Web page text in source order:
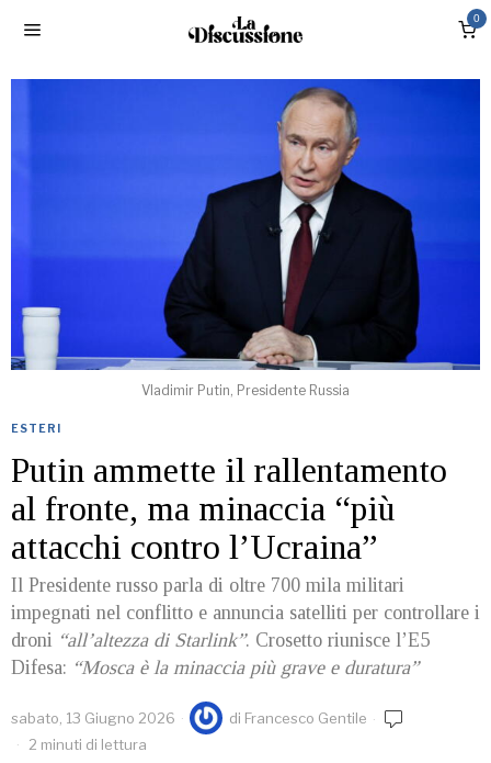
0
Vladimir Putin, Presidente Russia
ESTERI
Putin ammette il rallentamento
al fronte, ma minaccia “più
attacchi contro l’Ucraina”
Il Presidente russo parla di oltre 700 mila militari
impegnati nel conflitto e annuncia satelliti per controllare i
droni “all’altezza di Starlink”. Crosetto riunisce l’E5
Difesa: “Mosca è la minaccia più grave e duratura”
sabato, 13 Giugno 2026 di Francesco Gentile
2 minuti di lettura